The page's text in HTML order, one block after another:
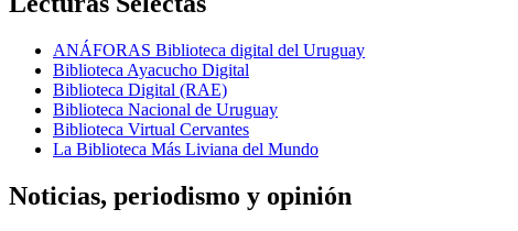
ANÁFORAS Biblioteca digital del Uruguay
Biblioteca Ayacucho Digital
Biblioteca Digital (RAE)
Biblioteca Nacional de Uruguay
Biblioteca Virtual Cervantes
La Biblioteca Más Liviana del Mundo
Noticias, periodismo y opinión